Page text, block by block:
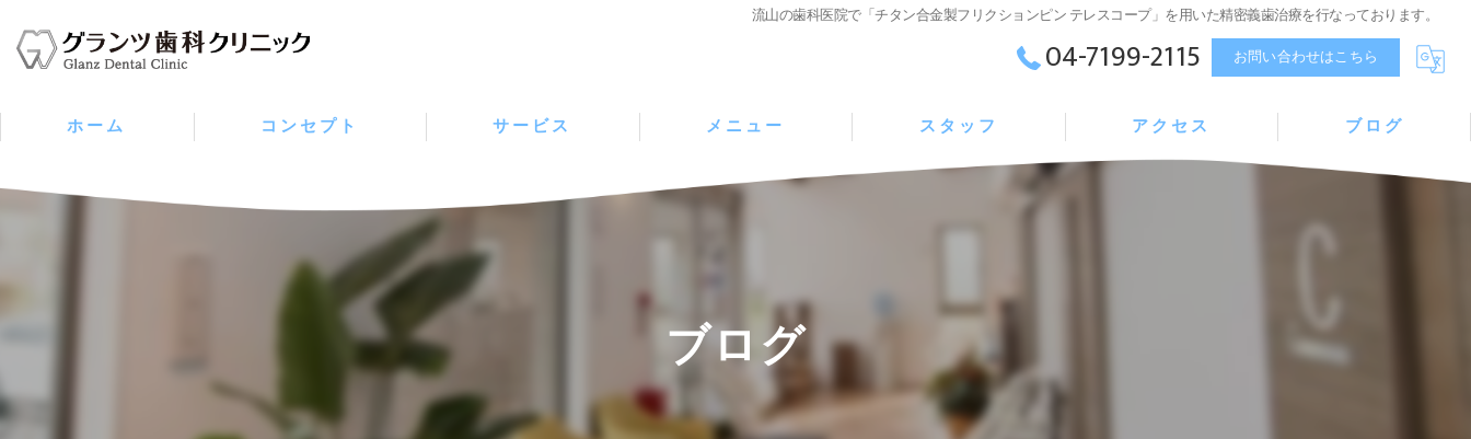
流山の歯科医院で「チタン合金製フリクションピン テレスコープ」を用いた精密義歯治療を行なっております。
04-7199-2115 お問い合わせはこちら
ホーム コンセプト サービス メニュー スタッフ アクセス ブログ
ブログ